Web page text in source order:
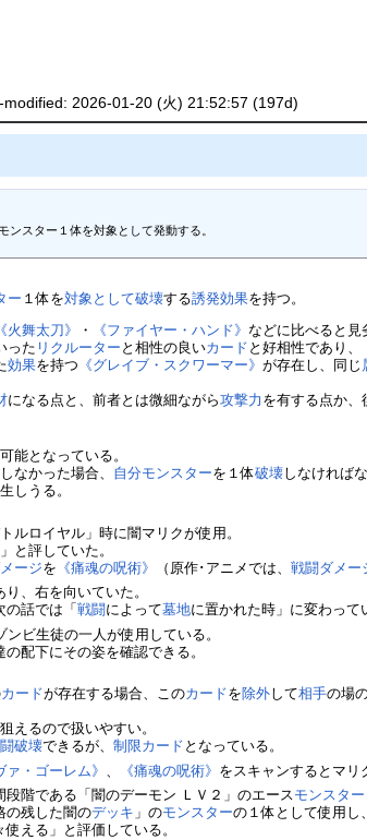
2026-01-20 (火) 21:52:57 (197d)
スター１体を対象として発動する。
ー １体を対象として破壊する誘発効果を持つ。
《火舞太刀》 ・ 《ファイヤー・ハンド》などに比べると見
った リクルーター と相性の良いカード と好相性であり、
効果を持つ 《グレイブ・スクワーマー》が存在し、同じ
になる点と、前者とは微細ながら攻撃力 を有する点か、
能となっている。
なかった場合、 自分モンスターを１体破壊しなければ
しうる。
ルロイヤル」時に闇マリクが使用。
と評していた。
ージを 《痛魂の呪術》 （原作･アニメでは、戦闘ダメー
、右を向いていた。
の話では「戦闘によって墓地に置かれた時」に変わって
ビ生徒の一人が使用している。
の配下にその姿を確認できる。
カードが存在する場合、このカードを除外して相手の場
えるので扱いやすい。
破壊できるが、制限カード となっている。
ァ・ゴーレム》 《痛魂の呪術》 をスキャンするとマリ
段階である「闇のデーモン ＬＶ２」のエースモンスター
の残した闇のデッキ 」のモンスターの１体として使用し
使える」と評価している。